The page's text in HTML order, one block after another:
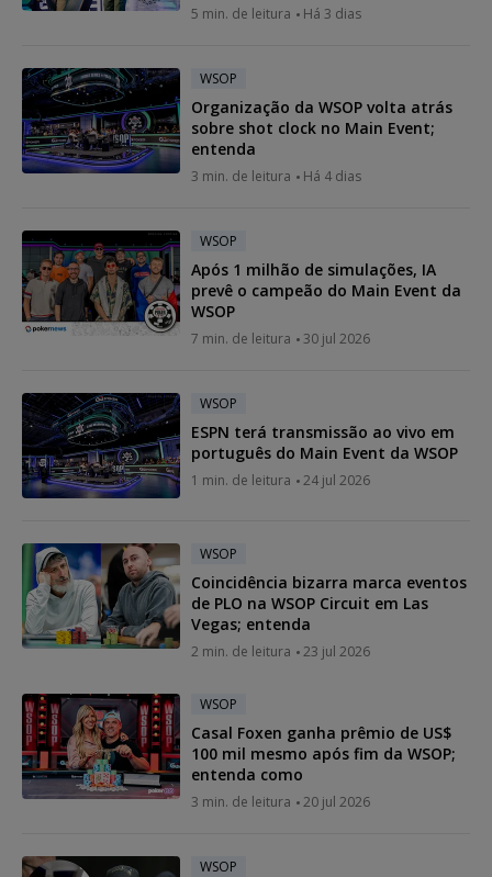
5 min. de leitura Há 3 dias
WSOP
Organização da WSOP volta atrás
sobre shot clock no Main Event;
entenda
3 min. de leitura Há 4 dias
WSOP
Após 1 milhão de simulações, IA
prevê o campeão do Main Event da
WSOP
7 min. de leitura 30 jul 2026
WSOP
ESPN terá transmissão ao vivo em
português do Main Event da WSOP
1 min. de leitura 24 jul 2026
WSOP
Coincidência bizarra marca eventos
de PLO na WSOP Circuit em Las
Vegas; entenda
2 min. de leitura 23 jul 2026
WSOP
Casal Foxen ganha prêmio de US$
100 mil mesmo após fim da WSOP;
entenda como
3 min. de leitura 20 jul 2026
WSOP